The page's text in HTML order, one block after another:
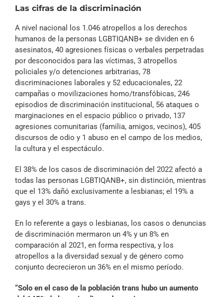
Las cifras de la discriminación
A nivel nacional los 1.046 atropellos a los derechos
humanos de la personas LGBTIQANB+ se dividen en 6
asesinatos, 40 agresiones físicas o verbales perpetradas
por desconocidos para las víctimas, 3 atropellos
policiales y/o detenciones arbitrarias, 78
discriminaciones laborales y 52 educacionales, 22
campañas o movilizaciones homo/transfóbicas, 246
episodios de discriminación institucional, 56 ataques o
marginaciones en el espacio público o privado, 137
agresiones comunitarias (familia, amigos, vecinos), 405
discursos de odio y 1 abuso en el campo de los medios,
la cultura y el espectáculo.
El 38% de los casos de discriminación del 2022 afectó a
todas las personas LGBTIQANB+, sin distinción, mientras
que el 13% dañó exclusivamente a lesbianas; el 19% a
gays y el 30% a trans.
En lo referente a gays o lesbianas, los casos o denuncias
de discriminación mermaron un 4% y un 8% en
comparación al 2021, en forma respectiva, y los
atropellos a la diversidad sexual y de género como
conjunto decrecieron un 36% en el mismo período.
“Solo en el caso de la población trans hubo un aumento